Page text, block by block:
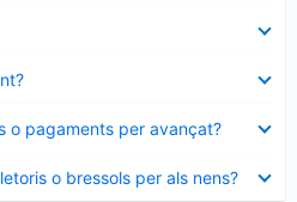
o pagaments per avançat?
o bressols per als nens?